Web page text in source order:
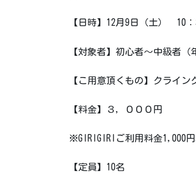
【日時】12月9日（土） 10：
【対象者】初心者～中級者（
【こ用意頂くもの】クライ
【料金】３，０００円
※GIRIGIRIご利用料金1,000
【定員】10名